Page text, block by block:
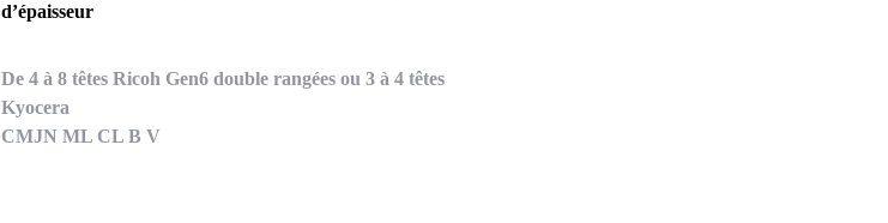
d’épaisseur
De 4 à 8 têtes Ricoh Gen6 double rangées ou 3 à 4 têtes
Kyocera
CMJN ML CL B V